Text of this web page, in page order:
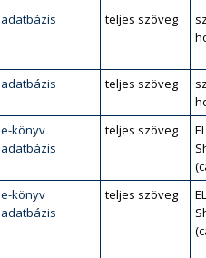
adatbázis teljes szöveg
adatbázis teljes szöveg
e-könyv
adatbázis
teljes szöveg
e-könyv
adatbázis
teljes szöveg